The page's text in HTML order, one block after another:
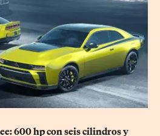
600 hp con seis cilindros y